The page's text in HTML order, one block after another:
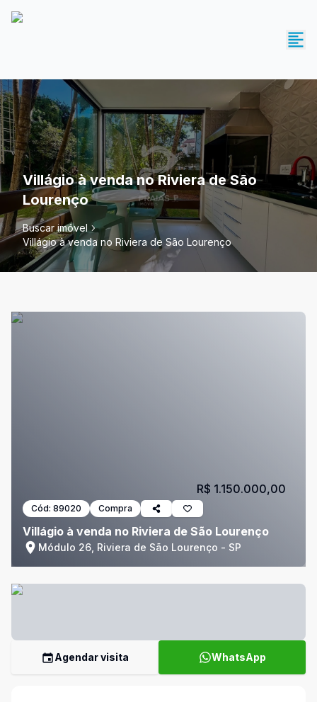
Villágio à venda no Riviera de São
Lourenço
Buscar imóvel
Villágio à venda no Riviera de São Lourenço
Cód: 89020 Compra
Villágio à venda no Riviera de São Lourenço
Módulo 26, Riviera de São Lourenço - SP
R$ 1.150.000,00
Agendar visita WhatsApp